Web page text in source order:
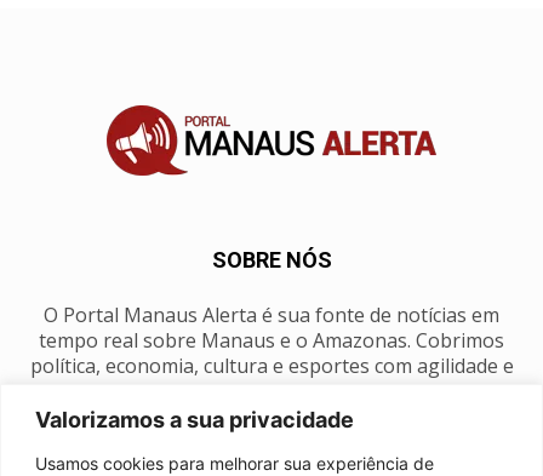
Valorizamos a sua privacidade
Usamos cookies para melhorar sua experiência de
SOBRE NÓS
O Portal Manaus Alerta é sua fonte de notícias em
tempo real sobre Manaus e o Amazonas. Cobrimos
política, economia, cultura e esportes com agilidade e